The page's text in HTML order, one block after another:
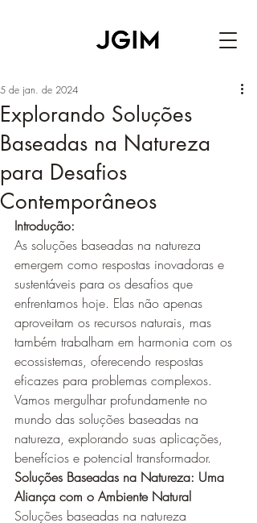
Explorando Soluções
Baseadas na Natureza
para Desafios
Contemporâneos
5 de jan. de 2024
Introdução:
As soluções baseadas na natureza
emergem como respostas inovadoras e
sustentáveis para os desafios que
enfrentamos hoje. Elas não apenas
aproveitam os recursos naturais, mas
também trabalham em harmonia com os
ecossistemas, oferecendo respostas
eficazes para problemas complexos.
Vamos mergulhar profundamente no
mundo das soluções baseadas na
natureza, explorando suas aplicações,
benefícios e potencial transformador.
Soluções Baseadas na Natureza: Uma
Aliança com o Ambiente Natural
Soluções baseadas na natureza